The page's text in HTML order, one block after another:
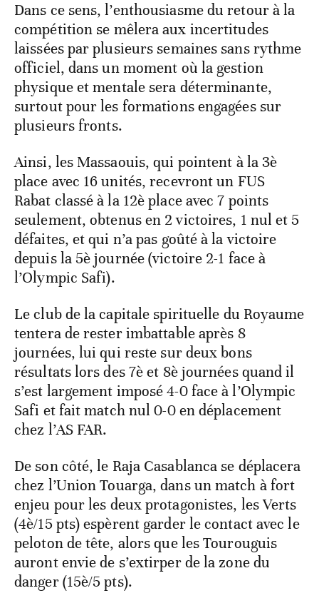
Dans ce sens, l’enthousiasme du retour à la
compétition se mêlera aux incertitudes
laissées par plusieurs semaines sans rythme
officiel, dans un moment où la gestion
physique et mentale sera déterminante,
surtout pour les formations engagées sur
plusieurs fronts.
Ainsi, les Massaouis, qui pointent à la 3è
place avec 16 unités, recevront un FUS
Rabat classé à la 12è place avec 7 points
seulement, obtenus en 2 victoires, 1 nul et 5
défaites, et qui n’a pas goûté à la victoire
depuis la 5è journée (victoire 2-1 face à
l’Olympic Safi).
Le club de la capitale spirituelle du Royaume
tentera de rester imbattable après 8
journées, lui qui reste sur deux bons
résultats lors des 7è et 8è journées quand il
s’est largement imposé 4-0 face à l’Olympic
Safi et fait match nul 0-0 en déplacement
chez l’AS FAR.
De son côté, le Raja Casablanca se déplacera
chez l’Union Touarga, dans un match à fort
enjeu pour les deux protagonistes, les Verts
(4è/15 pts) espèrent garder le contact avec le
peloton de tête, alors que les Tourouguis
auront envie de s’extirper de la zone du
danger (15è/5 pts).